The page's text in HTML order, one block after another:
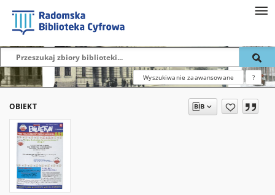
Wyszukiwanie zaawansowane ?
OBIEKT